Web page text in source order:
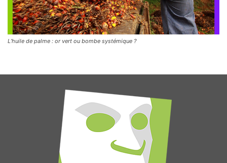
L’huile de palme : or vert ou bombe systémique ?